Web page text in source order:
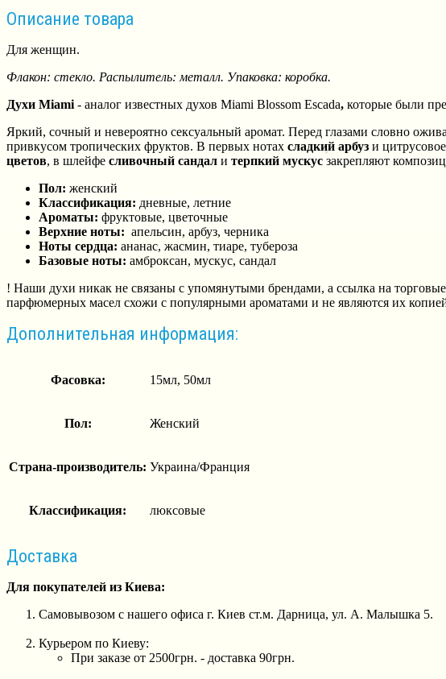
Описание товара
Для женщин.
Флакон: стекло. Распылитель: металл. Упаковка: коробка.
Духи Miami - аналог известных духов Miami Blossom Escada, которые были
Яркий, сочный и невероятно сексуальный аромат. Перед глазами словно
привкусом тропических фруктов. В первых нотах сладкий арбуз и
цветов, в шлейфе сливочный сандал и терпкий мускус закрепляют
Пол: женский
Классификация: дневные, летние
Ароматы: фруктовые, цветочные
Верхние ноты: апельсин, арбуз, черника
Ноты сердца: ананас, жасмин, тиаре, тубероза
Базовые ноты: амброксан, мускус, сандал
! Наши духи никак не связаны с упомянутыми брендами, а ссылка на
парфюмерных масел схожи с популярными ароматами и не являются их
Дополнительная информация:
Фасовка: 15мл, 50мл
Пол: Женский
Страна-производитель: Украина/Франция
Классификация: люксовые
Доставка
Для покупателей из Киева:
Самовывозом с нашего офиса г. Киев ст.м. Дарница, ул. А. Малышка 5.
Курьером по Киеву:
При заказе от 2500грн. - доставка 90грн.